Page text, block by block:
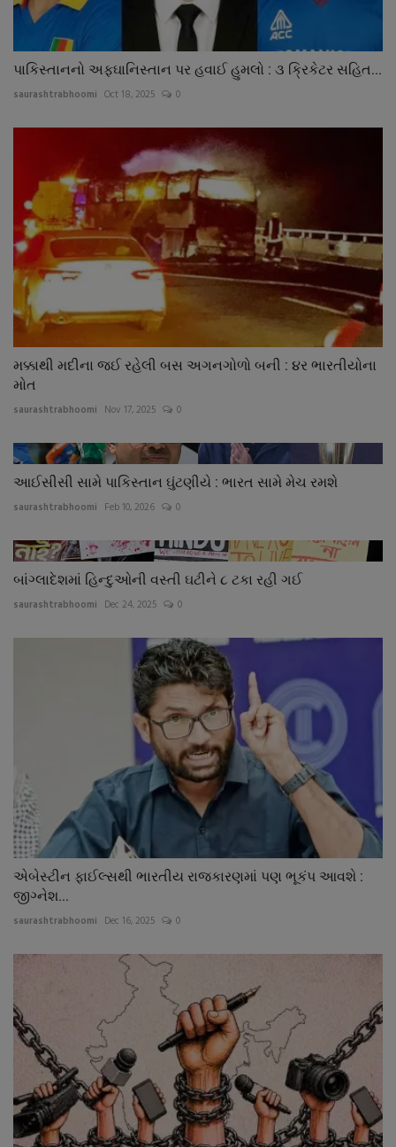
પાકિસ્તાનનો અફઘાનિસ્તાન પર હવાઈ હુમલો : ૩ ક્રિકેટર સહિત...
saurashtrabhoomi Oct 18, 2025 0
મક્કાથી મદીના જઈ રહેલી બસ અગનગોળો બની : ૪ર ભારતીયોના
મોત
saurashtrabhoomi Nov 17, 2025 0
આઈસીસી સામે પાકિસ્તાન ઘુંટણીયે : ભારત સામે મેચ રમશે
saurashtrabhoomi Feb 10, 2026 0
બાંગ્લાદેશમાં હિન્દુઓની વસ્તી ઘટીને ૮ ટકા રહી ગઈ
saurashtrabhoomi Dec 24, 2025 0
એબેસ્ટીન ફાઈલ્સથી ભારતીય રાજકારણમાં પણ ભૂકંપ આવશે :
જીગ્નેશ...
saurashtrabhoomi Dec 16, 2025 0